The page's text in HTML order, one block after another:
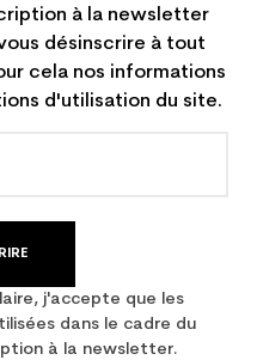
à la newsletter
désinscrire à tout
cela nos informations
d'utilisation du site.
j'accepte que les
dans le cadre du
à la newsletter.